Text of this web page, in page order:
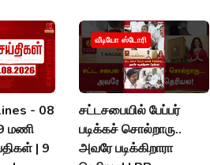
- 08
மணி
| 9
வீடியோ ஸ்டோரி
சட்டசபையில் பேப்பர்
படிக்கச் சொல்றாரு..
அவரே படிக்கிறாரா